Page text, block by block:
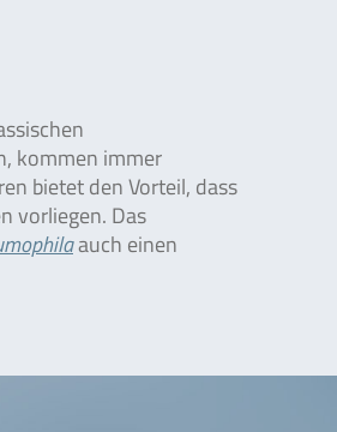
kommen immer
bietet den Vorteil, dass
vorliegen. Das
auch einen